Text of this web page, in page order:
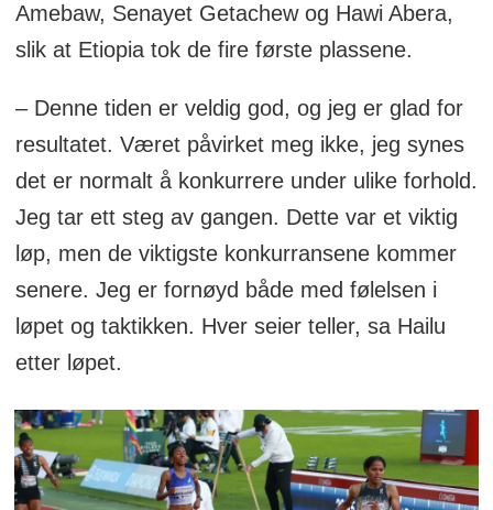
Amebaw, Senayet Getachew og Hawi Abera,
slik at Etiopia tok de fire første plassene.
– Denne tiden er veldig god, og jeg er glad for
resultatet. Været påvirket meg ikke, jeg synes
det er normalt å konkurrere under ulike forhold.
Jeg tar ett steg av gangen. Dette var et viktig
løp, men de viktigste konkurransene kommer
senere. Jeg er fornøyd både med følelsen i
løpet og taktikken. Hver seier teller, sa Hailu
etter løpet.